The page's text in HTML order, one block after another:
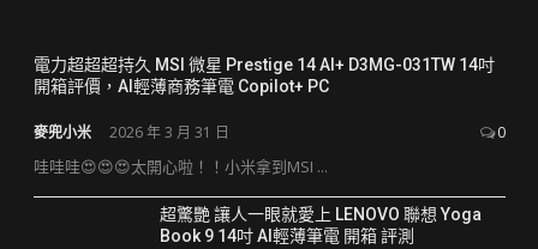
電力超超超持久 MSI 微星 Prestige 14 AI+ D3MG-031TW 14吋
開箱評價，AI輕薄商務筆電 Copilot+ PC
麥兜小米 2026 年 3 月 31 日 0
哇哇哇😍😍😍太開心啦！！小米拿到MSI ...
超驚艷 讓人一眼就愛上 LENOVO 聯想 Yoga
Book 9 14吋 AI輕薄筆電 開箱 評測